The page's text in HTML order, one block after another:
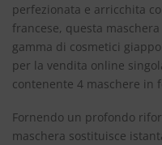
perfezionata e arricchita
francese, questa
gamma di cosmetici
per la vendita online
contenente 4 maschere in
Fornendo un profondo
maschera sostituisce